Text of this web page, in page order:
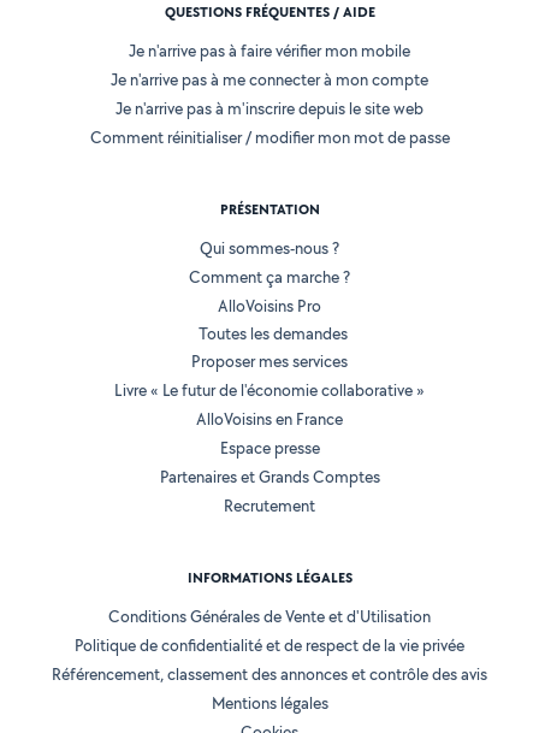
QUESTIONS FRÉQUENTES / AIDE
Je n'arrive pas à faire vérifier mon mobile
Je n'arrive pas à me connecter à mon compte
Je n'arrive pas à m'inscrire depuis le site web
Comment réinitialiser / modifier mon mot de passe
PRÉSENTATION
Qui sommes-nous ?
Comment ça marche ?
AlloVoisins Pro
Toutes les demandes
Proposer mes services
Livre « Le futur de l'économie collaborative »
AlloVoisins en France
Espace presse
Partenaires et Grands Comptes
Recrutement
INFORMATIONS LÉGALES
Conditions Générales de Vente et d'Utilisation
Politique de confidentialité et de respect de la vie privée
Référencement, classement des annonces et contrôle des avis
Mentions légales